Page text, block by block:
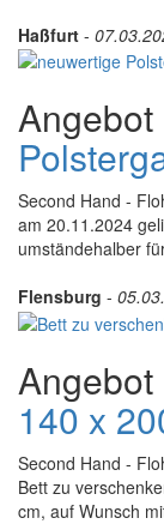
Haßfurt -
Angebot
Second Hand -
am 20.11.2024
umständehalber
Flensburg -
Angebot
140 x
Second Hand -
Bett zu
cm, auf Wunsch